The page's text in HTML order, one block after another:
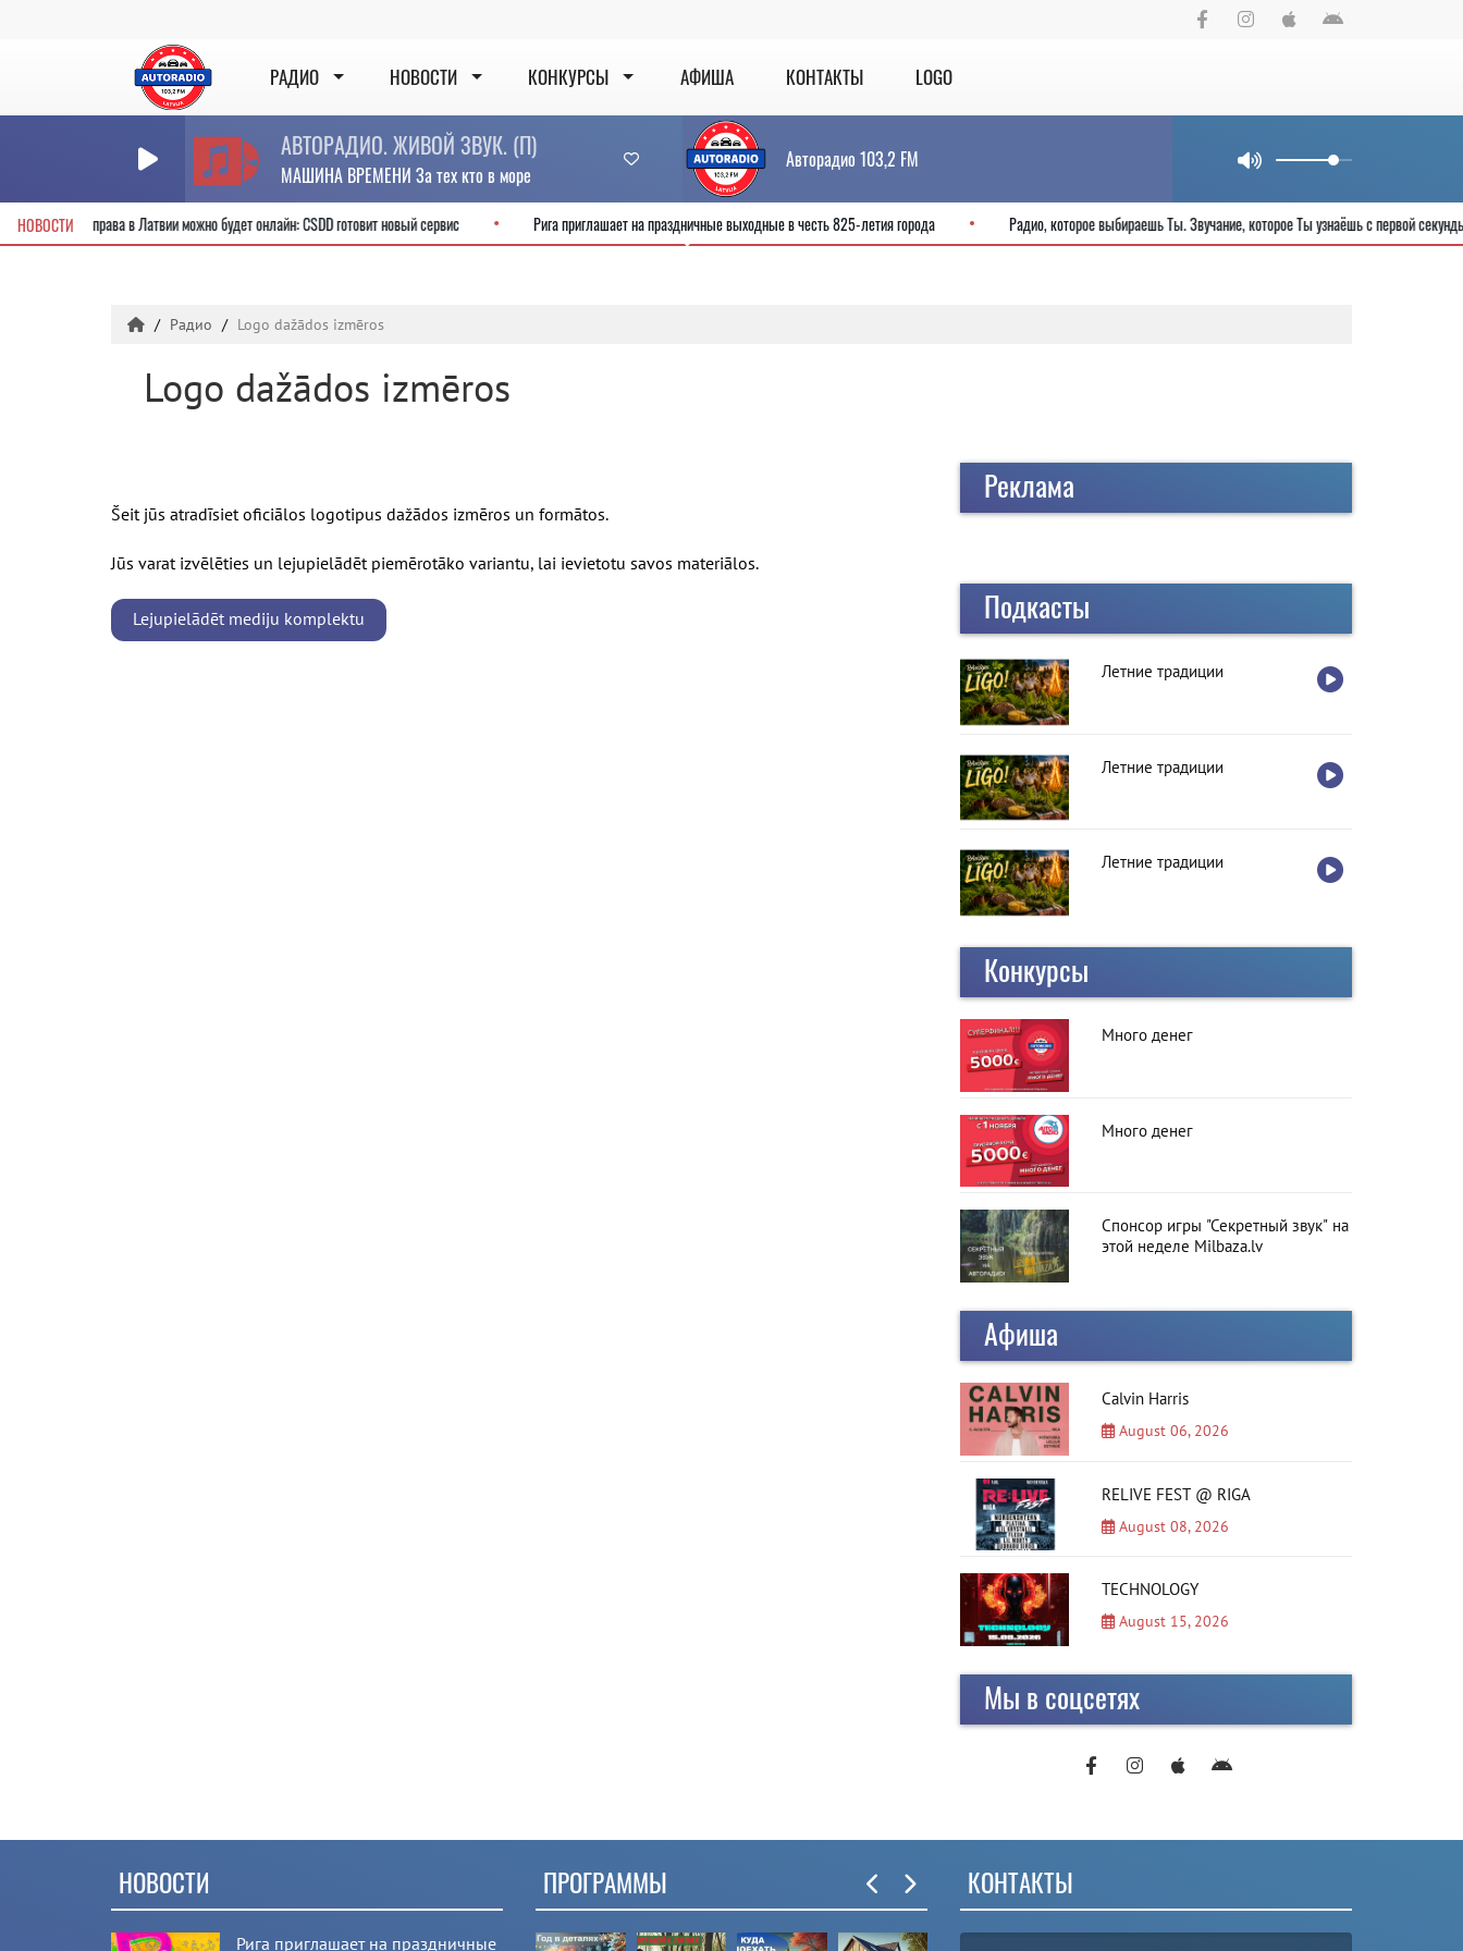
РАДИО НОВОСТИ КОНКУРСЫ АФИША КОНТАКТЫ LOGO
АВТОРАДИО. ЖИВОЙ ЗВУК. (П)
МАШИНА ВРЕМЕНИ За тех кто в море
Авторадио 103,2 FM
НОВОСТИ
новые водительские права в Латвии можно будет онлайн: CSDD готовит новый сервис Рига приглашает на праздничные выходные в честь 825-летия города Радио, которое выбираешь Ты. Звучание, которое Ты узнаёшь с первой
Радио Logo dažādos izmēros
Logo dažādos izmēros
Šeit jūs atradīsiet oficiālos logotipus dažādos izmēros un formātos.
Jūs varat izvēlēties un lejupielādēt piemērotāko variantu, lai ievietotu savos materiālos.
Lejupielādēt mediju komplektu
Реклама
Подкасты
Летние традиции
Летние традиции
Летние традиции
Конкурсы
Много денег
Много денег
Спонсор игры "Секретный звук" на
этой неделе Milbaza.lv
Афиша
Calvin Harris
August 06, 2026
RELIVE FEST @ RIGA
August 08, 2026
TECHNOLOGY
August 15, 2026
Мы в соцсетях
НОВОСТИ
Рига приглашает на праздничные
ПРОГРАММЫ КОНТАКТЫ